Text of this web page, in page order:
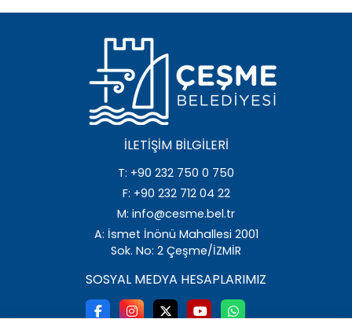
İLETIŞIM BILGILERI
T: +90 232 750 0 750
F: +90 232 712 04 22
M: info@cesme.bel.tr
A: İsmet İnönü Mahallesi 2001
Sok. No: 2 Çeşme/İZMİR
SOSYAL MEDYA HESAPLARIMIZ